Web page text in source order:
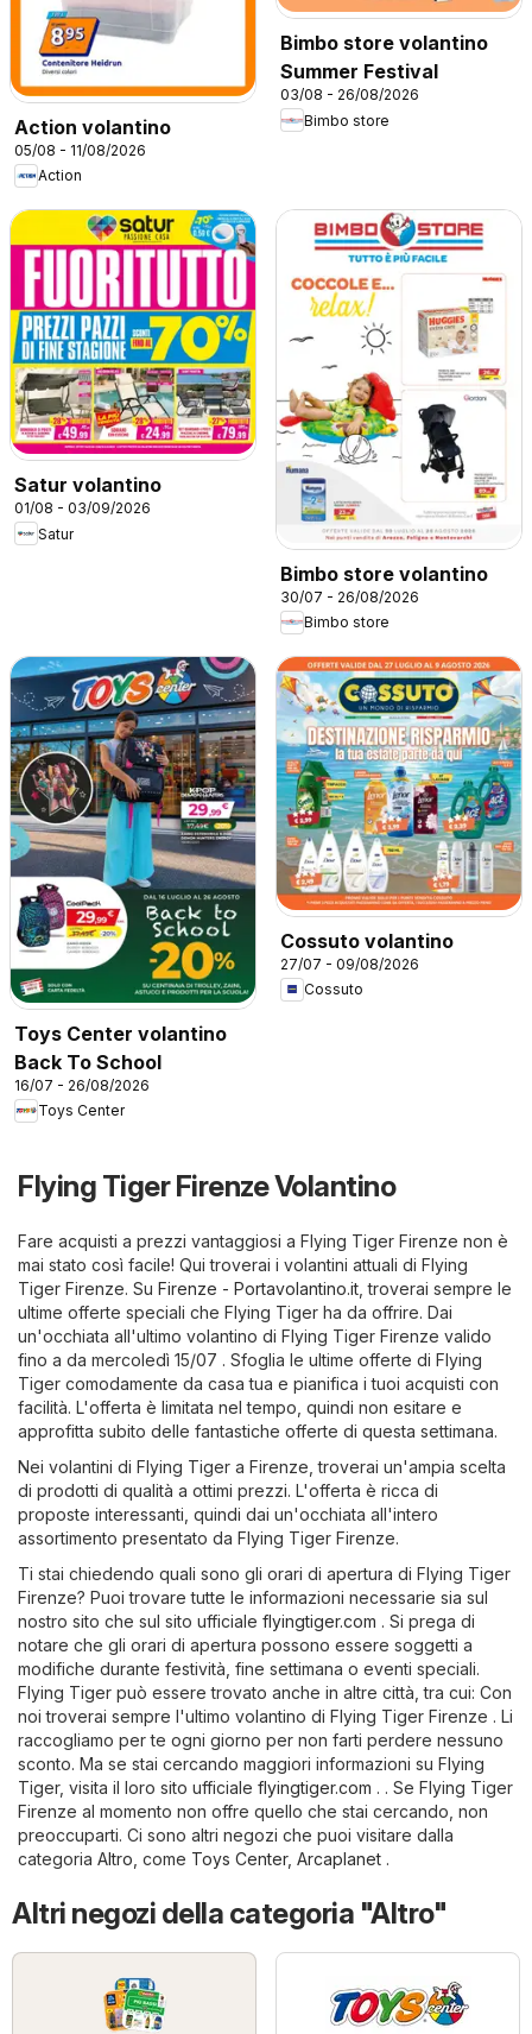
Action volantino
05/08 - 11/08/2026
Action
Bimbo store volantino
Summer Festival
03/08 - 26/08/2026
Bimbo store
Satur volantino
01/08 - 03/09/2026
Satur
Bimbo store volantino
30/07 - 26/08/2026
Bimbo store
Toys Center volantino
Back To School
16/07 - 26/08/2026
Toys Center
Cossuto volantino
27/07 - 09/08/2026
Cossuto
Flying Tiger Firenze Volantino
Fare acquisti a prezzi vantaggiosi a Flying Tiger Firenze non è
mai stato così facile! Qui troverai i volantini attuali di Flying
Tiger Firenze. Su Firenze - Portavolantino.it , troverai sempre le
ultime offerte speciali che Flying Tiger ha da offrire. Dai
un'occhiata all'ultimo volantino di Flying Tiger Firenze valido
fino a da mercoledì 15/07 . Sfoglia le ultime offerte di Flying
Tiger comodamente da casa tua e pianifica i tuoi acquisti con
facilità. L'offerta è limitata nel tempo, quindi non esitare e
approfitta subito delle fantastiche offerte di questa settimana.
Nei volantini di Flying Tiger a Firenze, troverai un'ampia scelta
di prodotti di qualità a ottimi prezzi. L'offerta è ricca di
proposte interessanti, quindi dai un'occhiata all'intero
assortimento presentato da Flying Tiger Firenze.
Ti stai chiedendo quali sono gli orari di apertura di Flying Tiger
Firenze? Puoi trovare tutte le informazioni necessarie sia sul
nostro sito che sul sito ufficiale flyingtiger.com . Si prega di
notare che gli orari di apertura possono essere soggetti a
modifiche durante festività, fine settimana o eventi speciali.
Flying Tiger può essere trovato anche in altre città, tra cui: Con
noi troverai sempre l'ultimo volantino di Flying Tiger Firenze . Li
raccogliamo per te ogni giorno per non farti perdere nessuno
sconto. Ma se stai cercando maggiori informazioni su Flying
Tiger, visita il loro sito ufficiale flyingtiger.com . . Se Flying Tiger
Firenze al momento non offre quello che stai cercando, non
preoccuparti. Ci sono altri negozi che puoi visitare dalla
categoria Altro , come Toys Center, Arcaplanet .
Altri negozi della categoria "Altro"